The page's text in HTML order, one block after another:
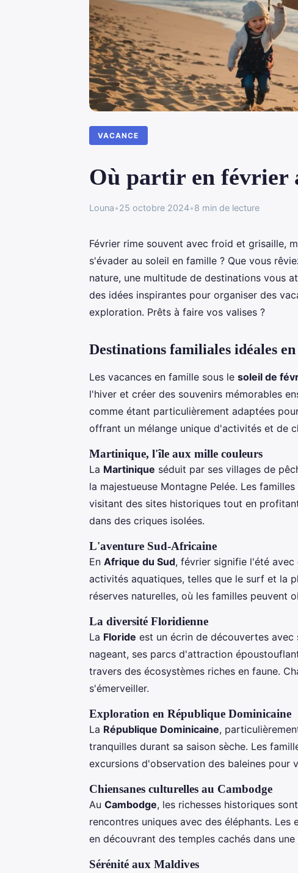
VACANCE
Où partir en février
Louna•25 octobre 2024•8 min de lecture
Février rime souvent avec froid et grisaille,
s'évader au soleil en famille ? Que vous
nature, une multitude de destinations vous
des idées inspirantes pour organiser des
exploration. Prêts à faire vos valises ?
Destinations familiales idéales
Les vacances en famille sous le soleil de
l'hiver et créer des souvenirs mémorables
comme étant particulièrement adaptées
offrant un mélange unique d'activités et de
Martinique, l'île aux mille couleurs
La Martinique séduit par ses villages de
la majestueuse Montagne Pelée. Les
visitant des sites historiques tout en
dans des criques isolées.
L'aventure Sud-Africaine
En Afrique du Sud, février signifie l'été avec
activités aquatiques, telles que le surf et la
réserves naturelles, où les familles peuvent
La diversité Floridienne
La Floride est un écrin de découvertes
nageant, ses parcs d'attraction
travers des écosystèmes riches en faune.
s'émerveiller.
Exploration en République Dominicaine
La République Dominicaine,
tranquilles durant sa saison sèche. Les
excursions d'observation des baleines pour
Chiensanes culturelles au Cambodge
Au Cambodge, les richesses historiques
rencontres uniques avec des éléphants.
en découvrant des temples cachés dans
Sérénité aux Maldives